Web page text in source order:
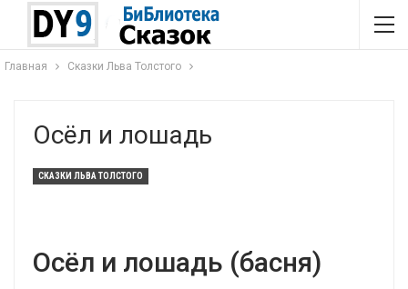
Главная Сказки Льва Толстого
Осёл и лошадь
СКАЗКИ ЛЬВА ТОЛСТОГО
Осёл и лошадь (басня)